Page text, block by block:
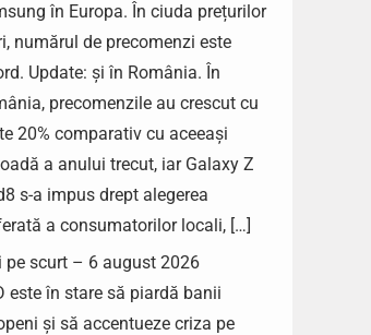
în Europa. În ciuda prețurilor
numărul de precomenzi este
Update: și în România. În
precomenzile au crescut cu
20% comparativ cu aceeași
a anului trecut, iar Galaxy Z
s-a impus drept alegerea
a consumatorilor locali, […]
pe scurt – 6 august 2026
este în stare să piardă banii
și să accentueze criza pe